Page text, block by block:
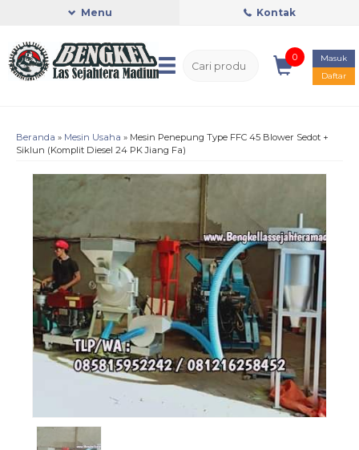
Menu Kontak
0
Masuk
Daftar
Beranda » Mesin Usaha » Mesin Penepung Type FFC 45 Blower Sedot +
Siklun (Komplit Diesel 24 PK Jiang Fa)